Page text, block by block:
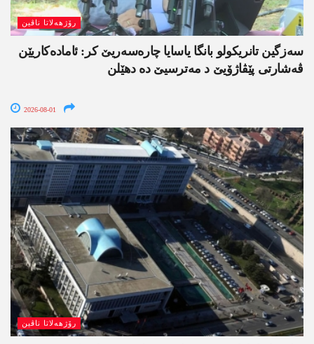
رۆژھەلاتا ناڤین
سەزگین تانریکولو بانگا یاسایا چارەسەریێ کر: ئامادەکاریێن
ڤەشارتی پێڤاژۆیێ د مەترسیێ دە دھێلن
2026-08-01
رۆژھەلاتا ناڤین